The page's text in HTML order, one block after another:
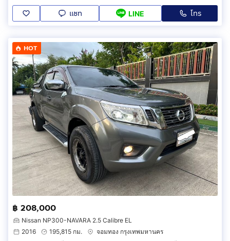
แชท LINE โทร
HOT
฿ 208,000
Nissan NP300-NAVARA 2.5 Calibre EL
2016
195,815 กม.
จอมทอง กรุงเทพมหานคร